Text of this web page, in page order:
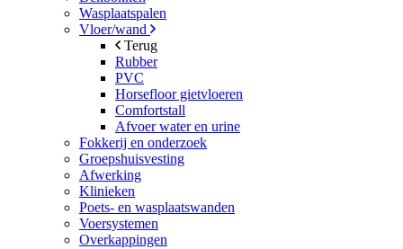
Wasplaatspalen
Vloer/wand
Terug
Rubber
PVC
Horsefloor gietvloeren
Comfortstall
Afvoer water en urine
Fokkerij en onderzoek
Groepshuisvesting
Afwerking
Klinieken
Poets- en wasplaatswanden
Voersystemen
Overkappingen